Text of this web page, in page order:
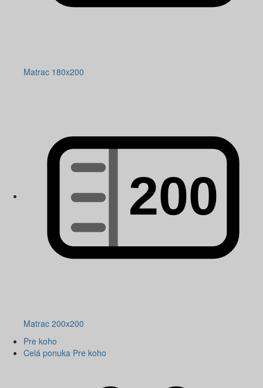
Matrac 180x200
Matrac 200x200
Pre koho
Celá ponuka Pre koho